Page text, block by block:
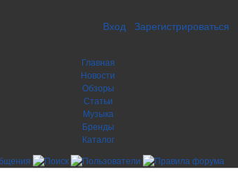
Вход Зарегистрироваться
Главная
Новости
Обзоры
Статьи
Музыка
Бренды
Каталог